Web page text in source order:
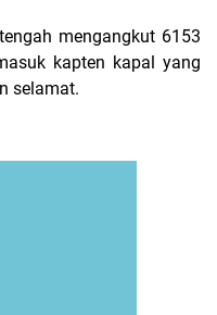
mengangkut 6153
kapten kapal yang
selamat.